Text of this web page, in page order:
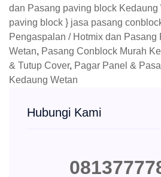
dan Pasang paving block Kedaung
paving block } jasa pasang
Pengaspalan / Hotmix dan
Wetan, Pasang Conblock Murah
& Tutup Cover, Pagar Panel &
Kedaung Wetan
Hubungi Kami